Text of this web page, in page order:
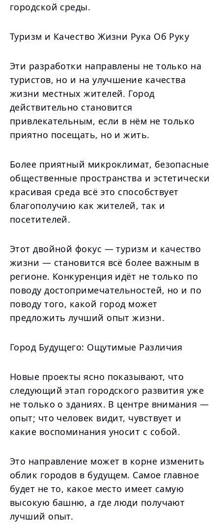
городской среды.
Туризм и Качество Жизни Рука Об Руку
Эти разработки направлены не только на
туристов, но и на улучшение качества
жизни местных жителей. Город
действительно становится
привлекательным, если в нём не только
приятно посещать, но и жить.
Более приятный микроклимат, безопасные
общественные пространства и эстетически
красивая среда всё это способствует
благополучию как жителей, так и
посетителей.
Этот двойной фокус — туризм и качество
жизни — становится всё более важным в
регионе. Конкуренция идёт не только по
поводу достопримечательностей, но и по
поводу того, какой город может
предложить лучший опыт жизни.
Город Будущего: Ощутимые Различия
Новые проекты ясно показывают, что
следующий этап городского развития уже
не только о зданиях. В центре внимания —
опыт; что человек видит, чувствует и
какие воспоминания уносит с собой.
Это направление может в корне изменить
облик городов в будущем. Самое главное
будет не то, какое место имеет самую
высокую башню, а где люди получают
лучший опыт.